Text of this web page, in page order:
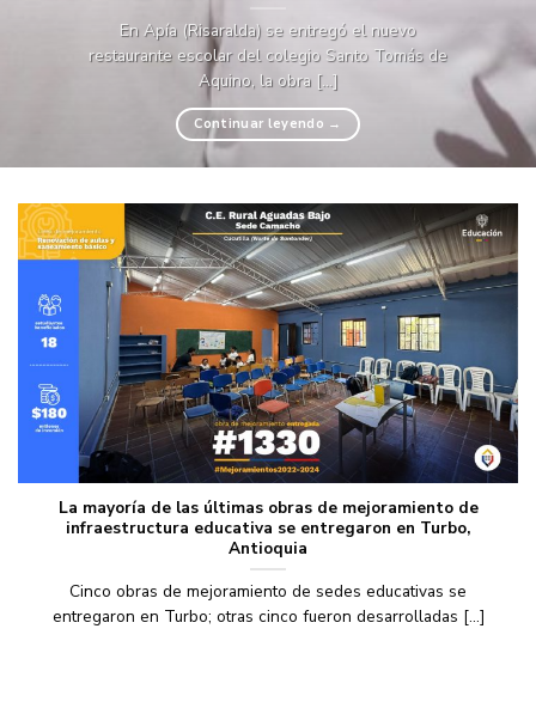
En Apía (Risaralda) se entregó el nuevo
restaurante escolar del colegio Santo Tomás de
Aquino, la obra [...]
Continuar leyendo →
La mayoría de las últimas obras de mejoramiento de
infraestructura educativa se entregaron en Turbo,
Antioquia
Cinco obras de mejoramiento de sedes educativas se
entregaron en Turbo; otras cinco fueron desarrolladas [...]